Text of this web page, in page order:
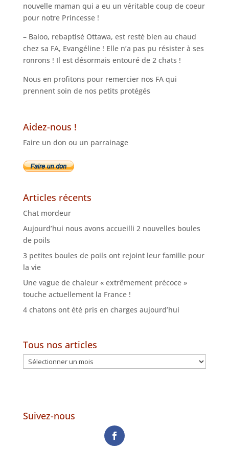
nouvelle maman qui a eu un véritable coup de coeur
pour notre Princesse !
– Baloo, rebaptisé Ottawa, est resté bien au chaud
chez sa FA, Evangéline ! Elle n’a pas pu résister à ses
ronrons ! Il est désormais entouré de 2 chats !
Nous en profitons pour remercier nos FA qui
prennent soin de nos petits protégés
Aidez-nous !
Faire un don ou un parrainage
Articles récents
Chat mordeur
Aujourd’hui nous avons accueilli 2 nouvelles boules
de poils
3 petites boules de poils ont rejoint leur famille pour
la vie
Une vague de chaleur « extrêmement précoce »
touche actuellement la France !
4 chatons ont été pris en charges aujourd’hui
Tous nos articles
Tous
nos
Suivez-nous